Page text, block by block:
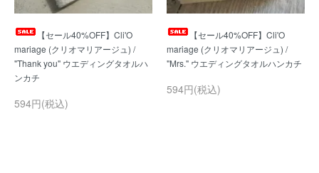
【セール40%OFF】Cli'O
mariage (クリオマリアージュ) /
"Thank you" ウエディングタオルハ
594円(税込)
【セール40%OFF】Cli'O
mariage (クリオマリアージュ) /
594円(税込)